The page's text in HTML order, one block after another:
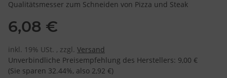
Qualitätsmesser zum Schneiden von Pizza und Steak
6,08 €
inkl. 19% USt. , zzgl. Versand
Unverbindliche Preisempfehlung des Herstellers: 9,00 €
(Sie sparen 32.44%, also 2,92 €)